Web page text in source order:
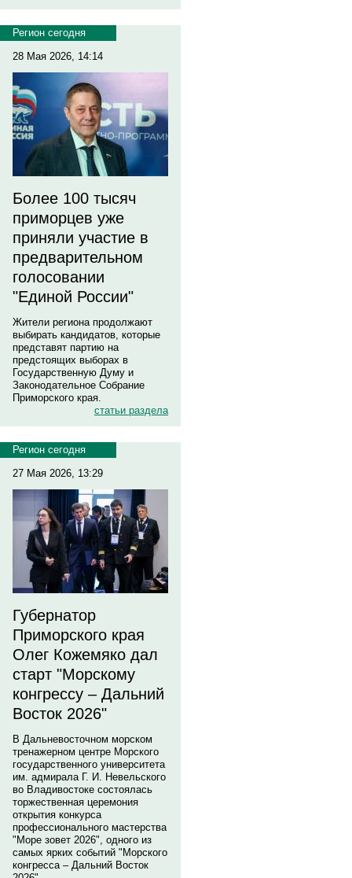
Регион сегодня
28 Мая 2026, 14:14
Более 100 тысяч
приморцев уже
приняли участие в
предварительном
голосовании
"Единой России"
Жители региона продолжают
выбирать кандидатов, которые
представят партию на
предстоящих выборах в
Государственную Думу и
Законодательное Собрание
Приморского края.
статьи раздела
Регион сегодня
27 Мая 2026, 13:29
Губернатор
Приморского края
Олег Кожемяко дал
старт "Морскому
конгрессу – Дальний
Восток 2026"
В Дальневосточном морском
тренажерном центре Морского
государственного университета
им. адмирала Г. И. Невельского
во Владивостоке состоялась
торжественная церемония
открытия конкурса
профессионального мастерства
"Море зовет 2026", одного из
самых ярких событий "Морского
конгресса – Дальний Восток